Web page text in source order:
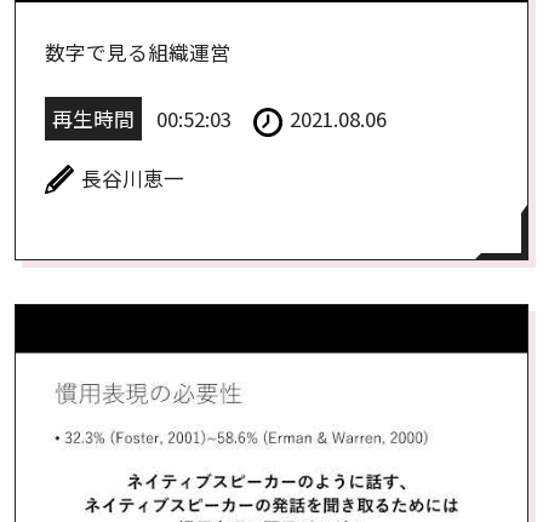
数字で見る組織運営
再生時間 00:52:03 2021.08.06
長谷川恵一